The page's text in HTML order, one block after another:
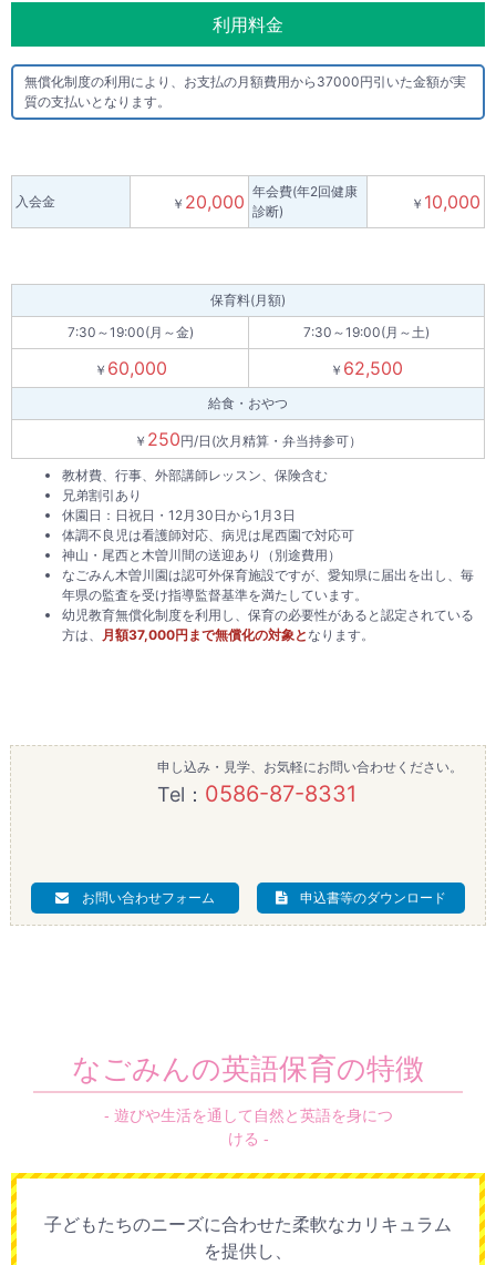
利用料金
無償化制度の利用により、お支払の月額費用から37000円引いた金額が実
質の支払いとなります。
入会金 ￥ 20,000 年会費(年2回健康
診断)
￥ 10,000
保育料(月額)
7:30～19:00(月～金)
7:30～19:00(月～土)
￥ 60,000 ￥ 62,500
給食・おやつ
￥ 250円/日(次月精算・弁当持参可）
教材費、行事、外部講師レッスン、保険含む
兄弟割引あり
休園日：日祝日・12月30日から1月3日
体調不良児は看護師対応、病児は尾西園で対応可
神山・尾西と木曽川間の送迎あり（別途費用）
なごみん木曽川園は認可外保育施設ですが、愛知県に届出を出し、毎
年県の監査を受け指導監督基準を満たしています。
幼児教育無償化制度を利用し、保育の必要性があると認定されている
方は、 月額37,000円まで無償化の対象と なります。
申し込み・見学、お気軽にお問い合わせください。
Tel： 0586-87-8331
お問い合わせフォーム 申込書等のダウンロード
なごみんの英語保育の特徴
- 遊びや生活を通して自然と英語を身につ
ける -
子どもたちのニーズに合わせた柔軟なカリキュラム
を提供し、